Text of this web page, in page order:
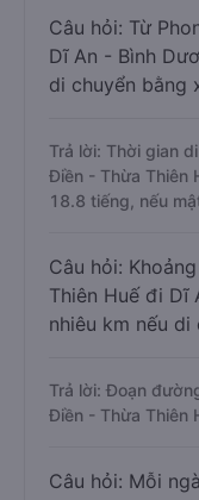
Câu hỏi: Từ
Dĩ An - Bình
di chuyển bằng
Trả lời: Thời gian
Điền - Thừa Thiên
18.8 tiếng, nếu
Câu hỏi:
Thiên Huế đi Dĩ
nhiêu km nếu di
Trả lời: Đoạn
Điền - Thừa Thiên
Câu hỏi: Mỗi